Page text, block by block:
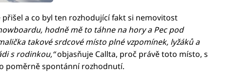
přišel a co byl ten rozhodující fakt si nemovitost
hodně mě to táhne na hory a Pec pod
takové srdcové místo plné vzpomínek, lyžáků a
s rodinkou,“objasňuje Callta, proč právě toto místo, s
poměrně spontánní rozhodnutí.